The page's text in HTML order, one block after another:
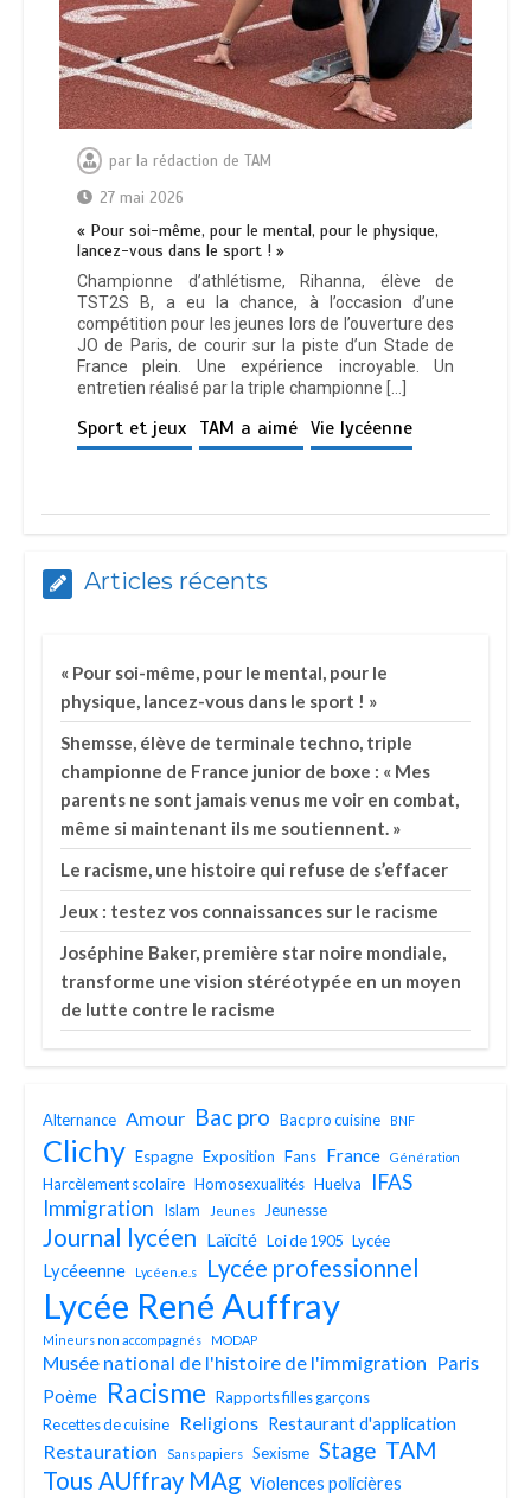
par la rédaction de TAM
27 mai 2026
« Pour soi-même, pour le mental, pour le physique,
lancez-vous dans le sport ! »
Championne d’athlétisme, Rihanna, élève de
TST2S B, a eu la chance, à l’occasion d’une
compétition pour les jeunes lors de l’ouverture des
JO de Paris, de courir sur la piste d’un Stade de
France plein. Une expérience incroyable. Un
entretien réalisé par la triple championne […]
Sport et jeux TAM a aimé Vie lycéenne
Articles récents
« Pour soi-même, pour le mental, pour le
physique, lancez-vous dans le sport ! »
Shemsse, élève de terminale techno, triple
championne de France junior de boxe : « Mes
parents ne sont jamais venus me voir en combat,
même si maintenant ils me soutiennent. »
Le racisme, une histoire qui refuse de s’effacer
Jeux : testez vos connaissances sur le racisme
Joséphine Baker, première star noire mondiale,
transforme une vision stéréotypée en un moyen
de lutte contre le racisme
Alternance Amour Bac pro Bac pro cuisine BNF
Clichy Espagne Exposition Fans France Génération
Harcèlement scolaire Homosexualités Huelva
IFAS
Immigration
Islam Jeunes Jeunesse
Journal lycéen Laïcité Loi de 1905 Lycée
Lycéeenne Lycéen.e.s Lycée professionnel
Lycée René Auffray
Mineurs non accompagnés MODAP
Musée national de l'histoire de l'immigration Paris
Poème Racisme Rapports filles garçons
Recettes de cuisine
Religions Restaurant d'application
Restauration Sans papiers Sexisme Stage TAM
Tous AUffray MAg Violences policières